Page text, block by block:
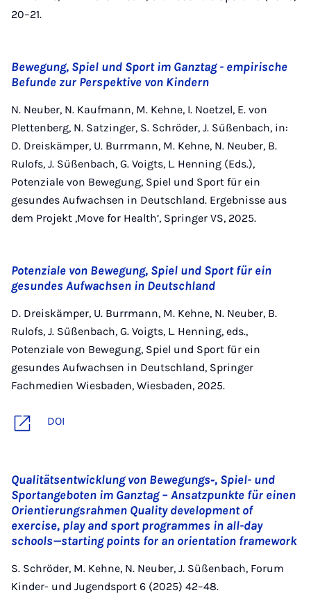
20–21.
Bewegung, Spiel und Sport im Ganztag - empirische
Befunde zur Perspektive von Kindern
N. Neuber, N. Kaufmann, M. Kehne, I. Noetzel, E. von
Plettenberg, N. Satzinger, S. Schröder, J. Süßenbach, in:
D. Dreiskämper, U. Burrmann, M. Kehne, N. Neuber, B.
Rulofs, J. Süßenbach, G. Voigts, L. Henning (Eds.),
Potenziale von Bewegung, Spiel und Sport für ein
gesundes Aufwachsen in Deutschland. Ergebnisse aus
dem Projekt ,Move for Health’, Springer VS, 2025.
Potenziale von Bewegung, Spiel und Sport für ein
gesundes Aufwachsen in Deutschland
D. Dreiskämper, U. Burrmann, M. Kehne, N. Neuber, B.
Rulofs, J. Süßenbach, G. Voigts, L. Henning, eds.,
Potenziale von Bewegung, Spiel und Sport für ein
gesundes Aufwachsen in Deutschland, Springer
Fachmedien Wiesbaden, Wiesbaden, 2025.
DOI
Qualitätsentwicklung von Bewegungs‑, Spiel- und
Sportangeboten im Ganztag – Ansatzpunkte für einen
Orientierungsrahmen Quality development of
exercise, play and sport programmes in all-day
schools—starting points for an orientation framework
S. Schröder, M. Kehne, N. Neuber, J. Süßenbach, Forum
Kinder- und Jugendsport 6 (2025) 42–48.